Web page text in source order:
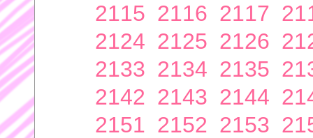
2115 2116 2117
2124 2125 2126
2133 2134 2135
2142 2143 2144
2151 2152 2153